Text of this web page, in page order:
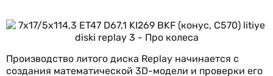
Производство литого диска Replay начинается с
создания математической 3D-модели и проверки его